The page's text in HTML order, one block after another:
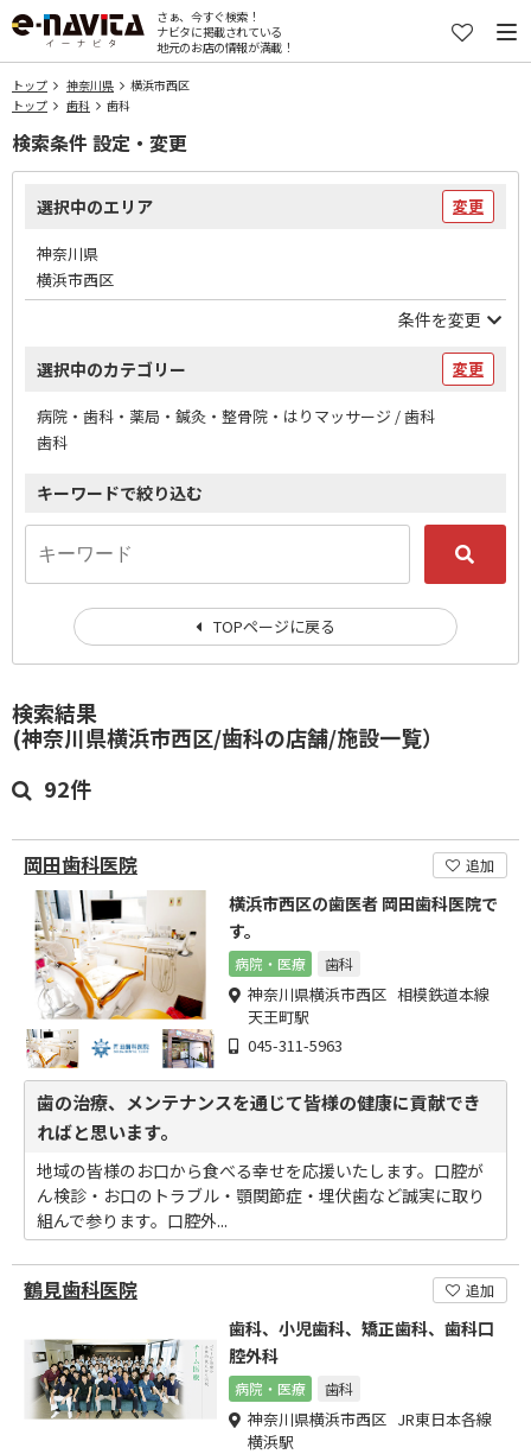
さぁ、今すぐ検索！
ナビタに掲載されている
地元のお店の情報が満載！
トップ 神奈川県
横浜市西区
トップ
歯科 歯科
検索結果
(神奈川県横浜市西区/歯科の店舗/施設一覧）
92件
岡田歯科医院 追加
横浜市西区の歯医者 岡田歯科医院で
す。
病院・医療 歯科
神奈川県横浜市西区 相模鉄道本線
天王町駅
045-311-5963
歯の治療、メンテナンスを通じて皆様の健康に貢献でき
ればと思います。
地域の皆様のお口から食べる幸せを応援いたします。口腔が
ん検診・お口のトラブル・顎関節症・埋伏歯など誠実に取り
組んで参ります。口腔外...
鶴見歯科医院 追加
歯科、小児歯科、矯正歯科、歯科口
腔外科
病院・医療 歯科
神奈川県横浜市西区 JR東日本各線
横浜駅
検索条件 設定・変更
選択中のエリア 変更
神奈川県
横浜市西区
条件を変更
選択中のカテゴリー 変更
病院・歯科・薬局・鍼灸・整骨院・はりマッサージ / 歯科
歯科
キーワードで絞り込む
TOPページに戻る